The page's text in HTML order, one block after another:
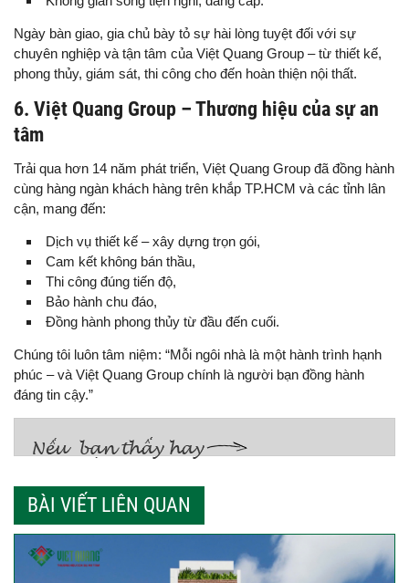
Ngày bàn giao, gia chủ bày tỏ sự hài lòng tuyệt đối với sự
chuyên nghiệp và tận tâm của Việt Quang Group – từ thiết kế,
phong thủy, giám sát, thi công cho đến hoàn thiện nội thất.
6. Việt Quang Group – Thương hiệu của sự an
tâm
Trải qua hơn 14 năm phát triển, Việt Quang Group đã đồng hành
cùng hàng ngàn khách hàng trên khắp TP.HCM và các tỉnh lân
cận, mang đến:
Dịch vụ thiết kế – xây dựng trọn gói,
Cam kết không bán thầu,
Thi công đúng tiến độ,
Bảo hành chu đáo,
Đồng hành phong thủy từ đầu đến cuối.
Chúng tôi luôn tâm niệm: “Mỗi ngôi nhà là một hành trình hạnh
phúc – và Việt Quang Group chính là người bạn đồng hành
đáng tin cậy.”
BÀI VIẾT LIÊN QUAN